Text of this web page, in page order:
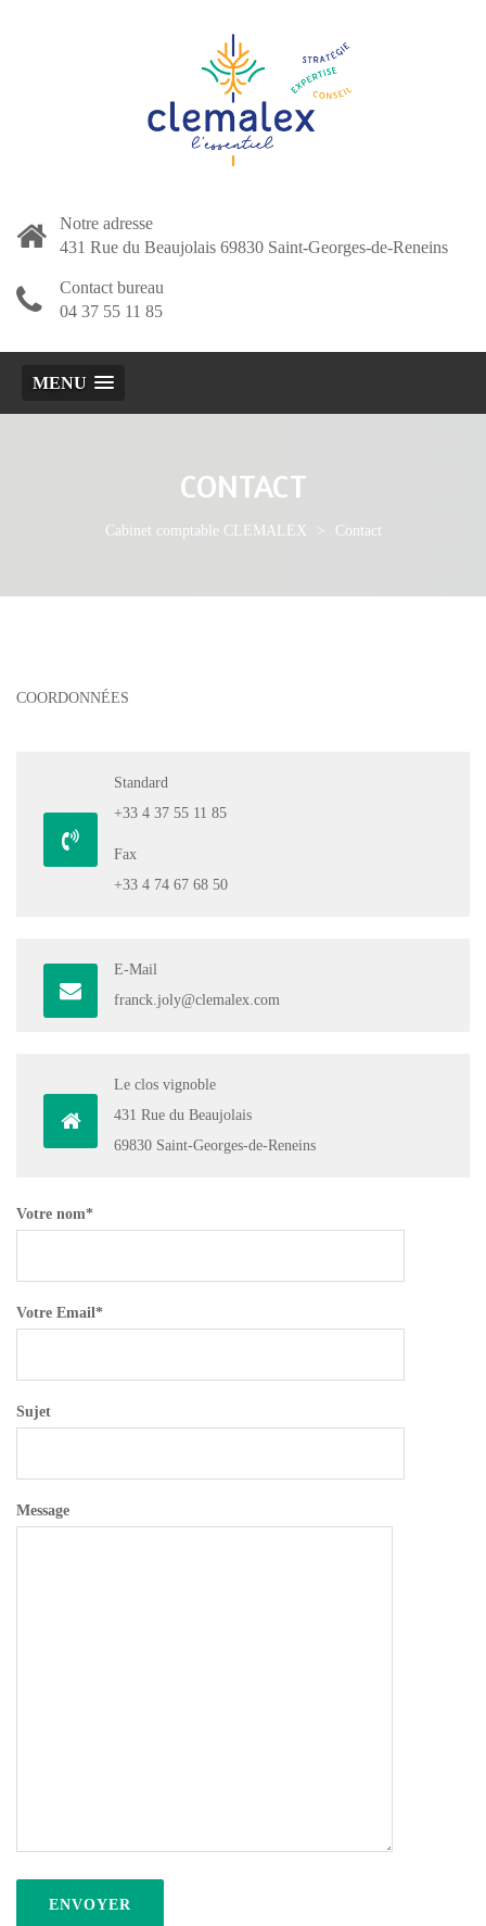
Notre adresse
431 Rue du Beaujolais 69830 Saint-Georges-de-Reneins
Contact bureau
04 37 55 11 85
MENU
CONTACT
Cabinet comptable CLEMALEX > Contact
COORDONNÉES
Standard
+33 4 37 55 11 85
Fax
+33 4 74 67 68 50
E-Mail
franck.joly@clemalex.com
Le clos vignoble
431 Rue du Beaujolais
69830 Saint-Georges-de-Reneins
Votre nom*
Votre Email*
Sujet
Message